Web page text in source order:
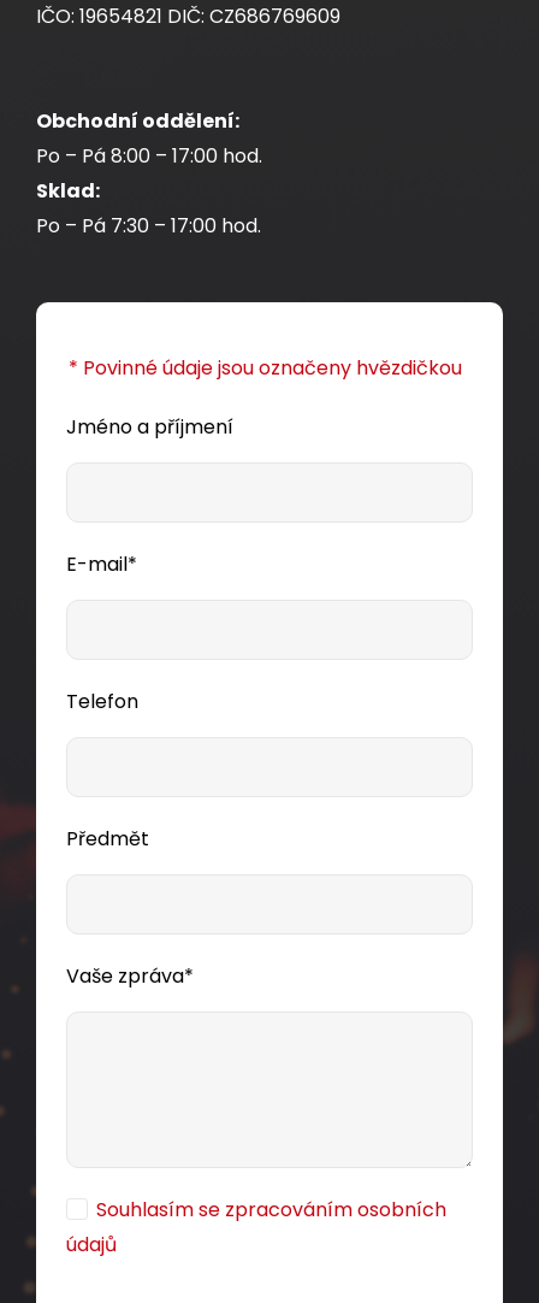
IČO: 19654821 DIČ: CZ686769609
Obchodní oddělení:
Po – Pá 8:00 – 17:00 hod.
Sklad:
Po – Pá 7:30 – 17:00 hod.
* Povinné údaje jsou označeny hvězdičkou
Jméno a příjmení
E-mail*
Telefon
Předmět
Vaše zpráva*
Souhlasím se zpracováním osobních
údajů